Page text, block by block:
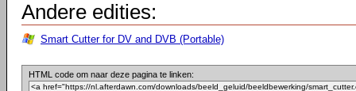
Andere edities:
Smart Cutter for DV and DVB (Portable)
HTML code om naar deze pagina te linken: